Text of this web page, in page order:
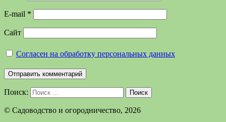
E-mail *
Сайт
Согласен на обработку персональных данных
Поиск: Поиск
©️ Садоводство и огородничество, 2026